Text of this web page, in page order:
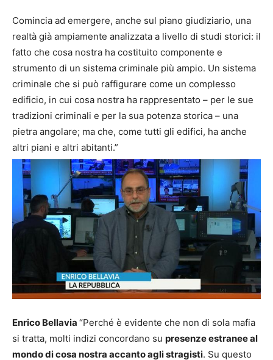
Comincia ad emergere, anche sul piano giudiziario, una
realtà già ampiamente analizzata a livello di studi storici: il
fatto che cosa nostra ha costituito componente e
strumento di un sistema criminale più ampio. Un sistema
criminale che si può raffigurare come un complesso
edificio, in cui cosa nostra ha rappresentato – per le sue
tradizioni criminali e per la sua potenza storica – una
pietra angolare; ma che, come tutti gli edifici, ha anche
altri piani e altri abitanti.”
Enrico Bellavia “Perché è evidente che non di sola mafia
si tratta, molti indizi concordano su presenze estranee al
mondo di cosa nostra accanto agli stragisti. Su questo